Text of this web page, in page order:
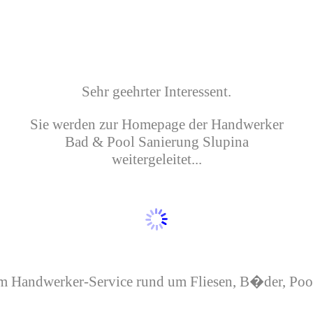
Sehr geehrter Interessent.
Sie werden zur Homepage der Handwerker
Bad & Pool Sanierung Slupina
weitergeleitet...
Handwerker-Service rund um Fliesen, B�der,